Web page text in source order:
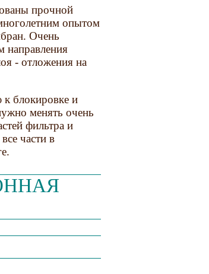
прочной
опытом
Очень
направления
- отложения на
к блокировке и
менять очень
фильтра и
части в